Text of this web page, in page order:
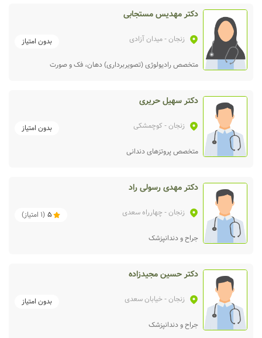
دکتر مهدیس مستجابی
زنجان- میدان آزادی بدون امتیاز
متخصص رادیولوژی (تصویربرداری) دهان، فک و صورت
دکتر سهیل حریری
زنجان- کوچمشکی بدون امتیاز
متخصص پروتزهای دندانی
دکتر مهدی رسولی راد
زنجان- چهارراه سعدی 5
(
1 امتیاز)
جراح و دندانپزشک
دکتر حسین مجیدزاده
زنجان- خیابان سعدی بدون امتیاز
جراح و دندانپزشک